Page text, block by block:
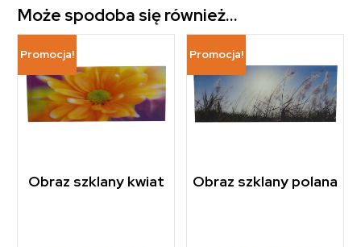
Może spodoba się również…
Promocja!
Obraz szklany kwiat
Promocja!
Obraz szklany polana